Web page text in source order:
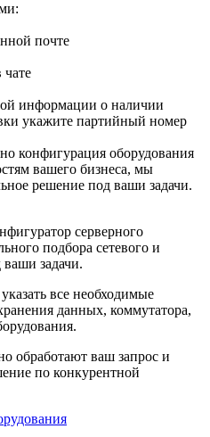
почте
информации о наличии
укажите партийный номер
конфигурация оборудования
вашего бизнеса, мы
решение под ваши задачи.
серверного
подбора сетевого и
ваши задачи.
все необходимые
данных, коммутатора,
обработают ваш запрос и
по конкурентной